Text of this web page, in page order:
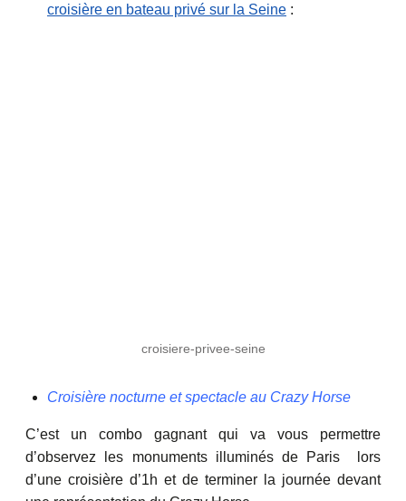
croisière en bateau privé sur la Seine :
croisiere-privee-seine
Croisière nocturne et spectacle au Crazy Horse
C’est un combo gagnant qui va vous permettre
d’observez les monuments illuminés de Paris lors
d’une croisière d’1h et de terminer la journée devant